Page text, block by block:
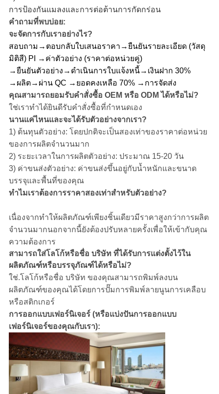
การป้องกันแมลงและการต่อต้านการกัดกร่อน
คำถามที่พบบ่อย:
จะจัดการกับเราอย่างไร?
สอบถาม→ตอบกลับใบเสนอราคา→ยืนยันรายละเอียด (วัสดุ
มิติสี) PI →ค่าตัวอย่าง (ราคาต่อหน่วยคู่)
→ยืนยันตัวอย่าง→ดำเนินการใบแจ้งหนี้→เงินฝาก 30%
→ผลิต→ผ่าน QC →ยอดคงเหลือ 70% →การจัดส่ง
คุณสามารถยอมรับคำสั่งซื้อ OEM หรือ ODM ได้หรือไม่?
ใช่เราทำได้ยินดีรับคำสั่งซื้อที่กำหนดเอง
นานแค่ไหนและจะได้รับตัวอย่างจากเรา?
1) ต้นทุนตัวอย่าง: โดยปกติจะเป็นสองเท่าของราคาต่อหน่วย
ของการผลิตจำนวนมาก
2) ระยะเวลาในการผลิตตัวอย่าง: ประมาณ 15-20 วัน
3) ค่าขนส่งตัวอย่าง: ค่าขนส่งขึ้นอยู่กับน้ำหนักและขนาด
บรรจุและพื้นที่ของคุณ
ทำไมเราต้องการราคาสองเท่าสำหรับตัวอย่าง?
เนื่องจากทำให้ผลิตภัณฑ์เพียงชิ้นเดียวมีราคาสูงกว่าการผลิต
จำนวนมากนอกจากนี้ยังต้องปรับหลายครั้งเพื่อให้เข้ากับคุณ
ความต้องการ
สามารถใส่โลโก้หรือชื่อ บริษัท ที่ได้รับการแต่งตั้งไว้ใน
ผลิตภัณฑ์หรือบรรจุภัณฑ์ได้หรือไม่?
ใช่.โลโก้หรือชื่อ บริษัท ของคุณสามารถพิมพ์ลงบน
ผลิตภัณฑ์ของคุณได้โดยการปั๊มการพิมพ์ลายนูนการเคลือบ
หรือสติกเกอร์
การออกแบบเฟอร์นิเจอร์ (หรือแบ่งปันการออกแบบ
เฟอร์นิเจอร์ของคุณกับเรา):